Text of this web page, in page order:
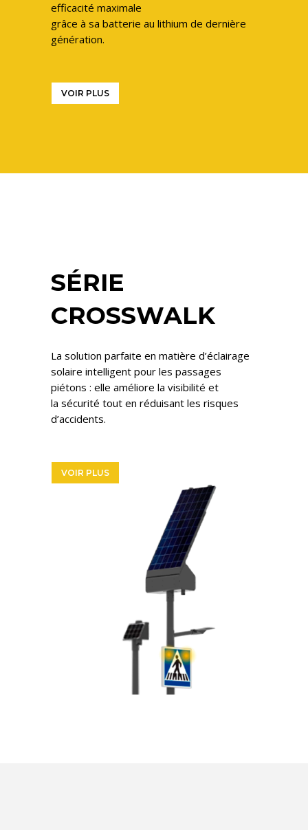
efficacité maximale
grâce à sa batterie au lithium de dernière
génération.
VOIR PLUS
SÉRIE
CROSSWALK
La solution parfaite en matière d’éclairage
solaire intelligent pour les passages
piétons : elle améliore la visibilité et
la sécurité tout en réduisant les risques
d’accidents.
VOIR PLUS